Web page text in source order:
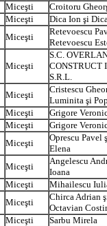
Miceşti
Croitoru
Miceşti
Dica Ion şi
Miceşti
Retevoescu
Retevoescu
Miceşti
S.C.
CONSTRUCT
S.R.L.
Miceşti
Cristescu
Luminita şi
Miceşti
Grigore
Miceşti
Grigore
Miceşti
Oprescu Pavel
Elena
Miceşti
Angelescu
Ioana
Miceşti
Mihailescu
Miceşti
Chirca Adrian
Octavian
Miceşti
Sarbu Mirela